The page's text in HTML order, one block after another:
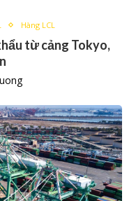
Hàng LCL
từ cảng Tokyo,